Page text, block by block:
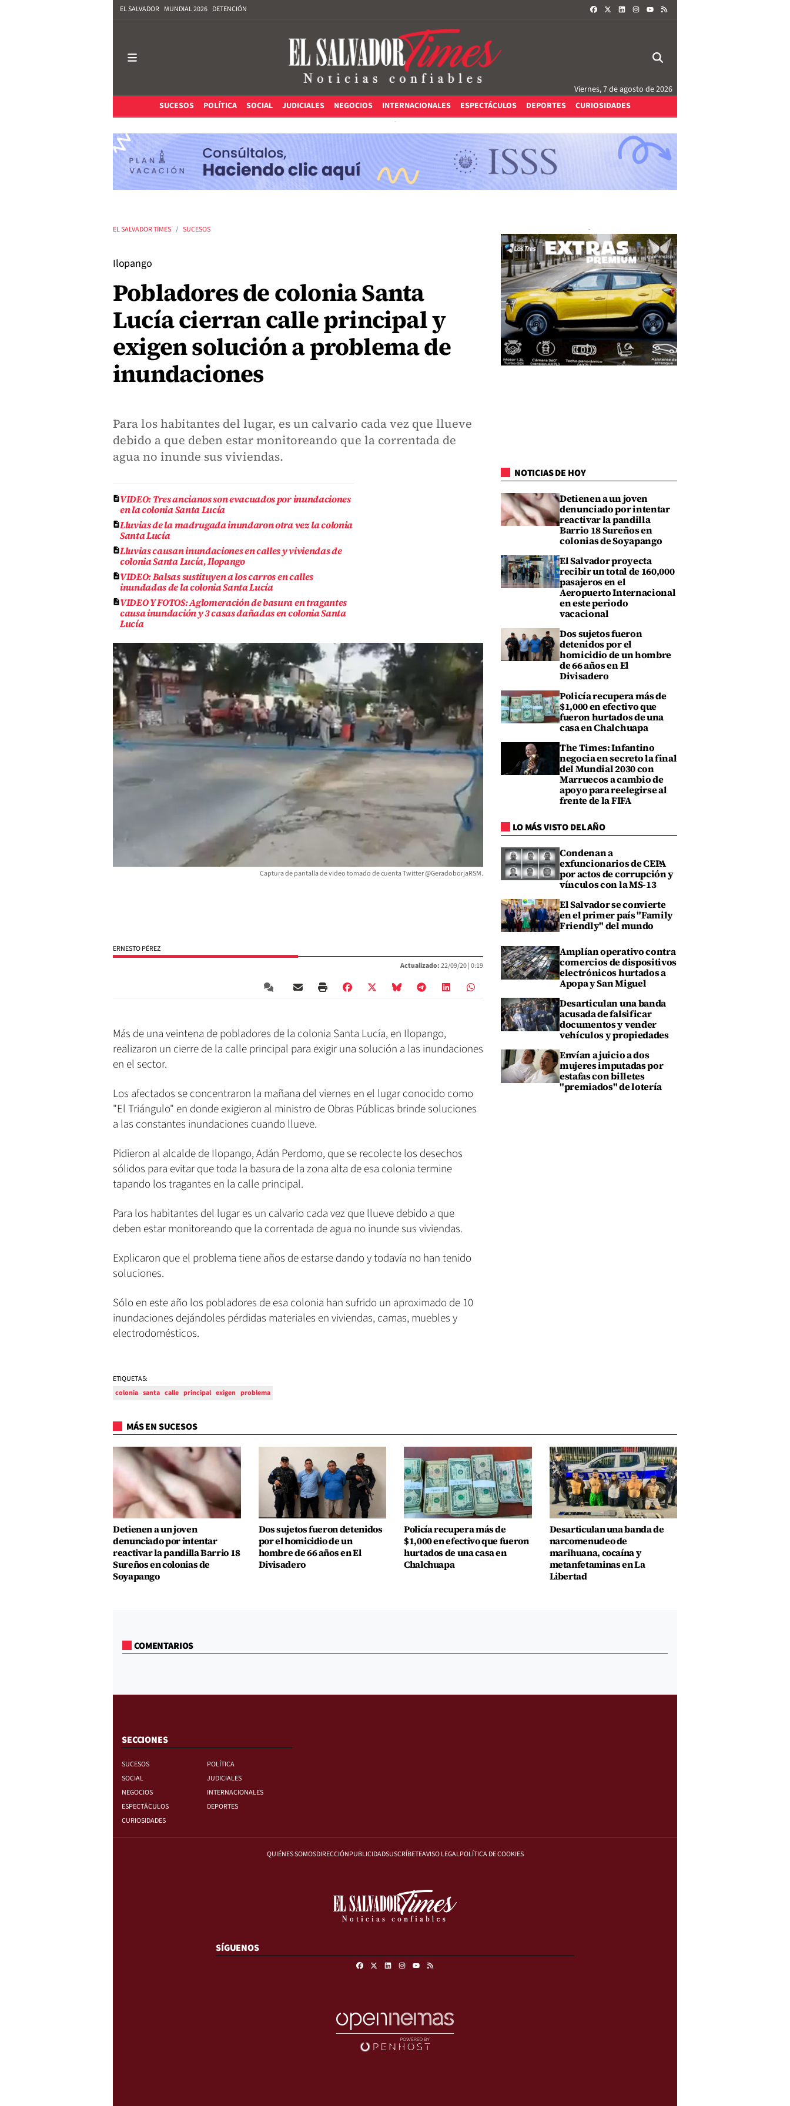
EL SALVADOR MUNDIAL 2026 DETENCIÓN FACEBOOKLINKEDININSTAGRAM
Viernes, 7 de agosto de 2026
SUCESOS
POLÍTICA SOCIAL JUDICIALES NEGOCIOS INTERNACIONALES ESPECTÁCULOS DEPORTES CURIOSIDADES
EL SALVADOR TIMES SUCESOS
Ilopango
Pobladores de colonia Santa
Lucía cierran calle principal y
exigen solución a problema de
inundaciones
Para los habitantes del lugar, es un calvario cada vez que llueve
debido a que deben estar monitoreando que la correntada de
agua no inunde sus viviendas.
VIDEO: Tres ancianos son evacuados por inundaciones
en la colonia Santa Lucía
Lluvias de la madrugada inundaron otra vez la colonia
Santa Lucía
Lluvias causan inundaciones en calles y viviendas de
colonia Santa Lucía, Ilopango
VIDEO: Balsas sustituyen a los carros en calles
inundadas de la colonia Santa Lucía
VIDEO Y FOTOS: Aglomeración de basura en tragantes
causa inundación y 3 casas dañadas en colonia Santa
Lucía
Captura de pantalla de video tomado de cuenta Twitter @GeradoborjaRSM.
ERNESTO PÉREZ
Actualizado:22/09/20 |0:19
Más de una veintena de pobladores de la colonia Santa Lucía, en Ilopango,
realizaron un cierre de la calle principal para exigir una solución a las inundaciones
en el sector.
Los afectados se concentraron la mañana del viernes en el lugar conocido como
"El Triángulo" en donde exigieron al ministro de Obras Públicas brinde soluciones
a las constantes inundaciones cuando llueve.
Pidieron al alcalde de Ilopango, Adán Perdomo, que se recolecte los desechos
sólidos para evitar que toda la basura de la zona alta de esa colonia termine
tapando los tragantes en la calle principal.
Para los habitantes del lugar es un calvario cada vez que llueve debido a que
deben estar monitoreando que la correntada de agua no inunde sus viviendas.
Explicaron que el problema tiene años de estarse dando y todavía no han tenido
soluciones.
Sólo en este año los pobladores de esa colonia han sufrido un aproximado de 10
inundaciones dejándoles pérdidas materiales en viviendas, camas, muebles y
electrodomésticos.
ETIQUETAS:
colonia santa calle principal exigen problema
NOTICIAS DE HOY
Detienen a un joven
denunciado por intentar
reactivar la pandilla
Barrio 18 Sureños en
colonias de Soyapango
El Salvador proyecta
recibir un total de 160,000
pasajeros en el
Aeropuerto Internacional
en este periodo
vacacional
Dos sujetos fueron
detenidos por el
homicidio de un hombre
de 66 años en El
Divisadero
Policía recupera más de
$1,000 en efectivo que
fueron hurtados de una
casa en Chalchuapa
The Times: Infantino
negocia en secreto la final
del Mundial 2030 con
Marruecos a cambio de
apoyo para reelegirse al
frente de la FIFA
LO MÁS VISTO DEL AÑO
Condenan a
exfuncionarios de CEPA
por actos de corrupción y
vínculos con la MS-13
El Salvador se convierte
en el primer país "Family
Friendly" del mundo
Amplían operativo contra
comercios de dispositivos
electrónicos hurtados a
Apopa y San Miguel
Desarticulan una banda
acusada de falsificar
documentos y vender
vehículos y propiedades
Envían a juicio a dos
mujeres imputadas por
estafas con billetes
"premiados" de lotería
MÁS EN SUCESOS
Detienen a un joven
denunciado por intentar
reactivar la pandilla Barrio 18
Sureños en colonias de
Soyapango
Dos sujetos fueron detenidos
por el homicidio de un
hombre de 66 años en El
Divisadero
Policía recupera más de
$1,000 en efectivo que fueron
hurtados de una casa en
Chalchuapa
Desarticulan una banda de
narcomenudeo de
marihuana, cocaína y
metanfetaminas en La
Libertad
COMENTARIOS
SECCIONES
SUCESOS
POLÍTICA
SOCIAL
JUDICIALES
NEGOCIOS
INTERNACIONALES
ESPECTÁCULOS
DEPORTES
CURIOSIDADES
QUIÉNES SOMOSDIRECCIÓNPUBLICIDADSUSCRÍBETEAVISO LEGALPOLÍTICA DE COOKIES
SÍGUENOS
FacebookLinkedinInstagram